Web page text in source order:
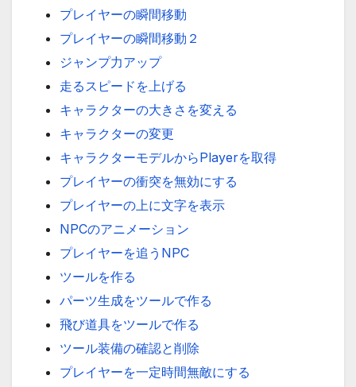
プレイヤーの瞬間移動
プレイヤーの瞬間移動２
ジャンプ力アップ
走るスピードを上げる
キャラクターの大きさを変える
キャラクターの変更
キャラクターモデルからPlayerを取得
プレイヤーの衝突を無効にする
プレイヤーの上に文字を表示
NPCのアニメーション
プレイヤーを追うNPC
ツールを作る
パーツ生成をツールで作る
飛び道具をツールで作る
ツール装備の確認と削除
プレイヤーを一定時間無敵にする